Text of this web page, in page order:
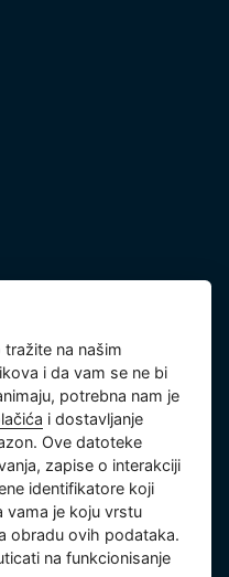
podataka
sudu u Pragu,
na našim
i da vam se ne bi
potrebna nam je
i dostavljanje
Ove datoteke
zapise o interakciji
identifikatore koji
vama je koju vrstu
obradu ovih podataka.
na funkcionisanje